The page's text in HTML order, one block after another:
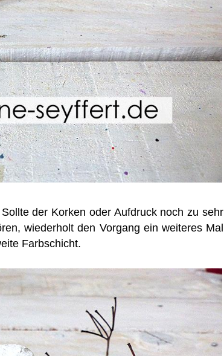
der Korken oder Aufdruck noch zu sehr
wiederholt den Vorgang ein weiteres Mal
Farbschicht.